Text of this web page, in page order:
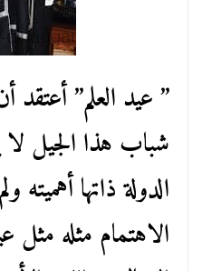
” عيد العلم” أعتقد
شباب هذا الجيل
الدولة ذاتها
الاهتمام مثله مثل